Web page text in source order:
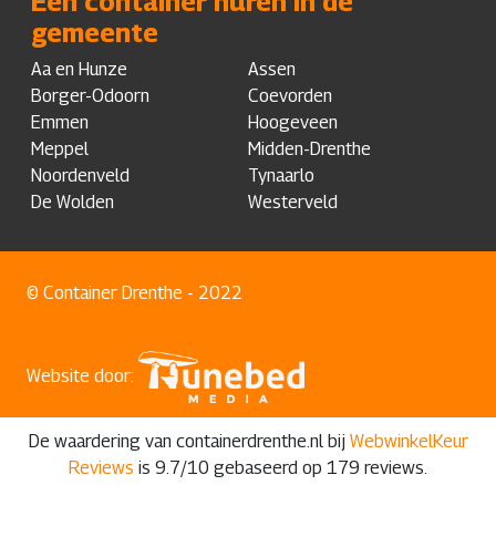
gemeente
Aa en Hunze
Assen
Borger-Odoorn
Coevorden
Emmen
Hoogeveen
Meppel
Midden-Drenthe
Noordenveld
Tynaarlo
De Wolden
Westerveld
© Container Drenthe - 2022
Website door:
De waardering van containerdrenthe.nl bij WebwinkelKeur
Reviews is 9.7/10 gebaseerd op 179 reviews.